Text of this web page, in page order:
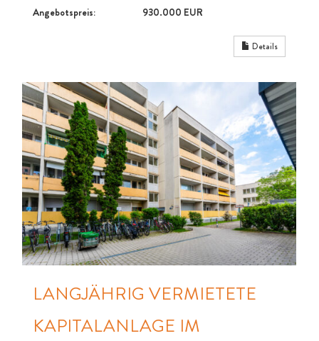
Angebotspreis: 930.000 EUR
Details
LANGJÄHRIG VERMIETETE
KAPITALANLAGE IM